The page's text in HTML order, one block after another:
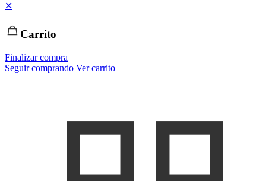
✕
Carrito
Finalizar compra
Seguir comprando Ver carrito